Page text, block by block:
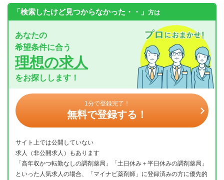
「検索したけど見つからなかった・・」 方は
あなたの
希望条件に合う
理想の求人
をお探しします！
1分で登録完了！
無料で登録する！
サイト上では公開していない
求人（非公開求人）もあります
「高年収かつ転勤なしの調剤薬局」「土日休み＋平日休みの調剤薬局」
といった人気求人の場合、「マイナビ薬剤師」に登録済みの方に優先的